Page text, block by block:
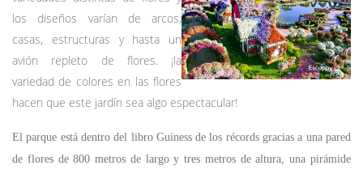
los diseños varían de arcos,
casas, estructuras y hasta un
avión repleto de flores. ¡la
variedad de colores en las flores
hacen que este jardín sea algo espectacular!
El parque está dentro del libro Guiness de los récords gracias a una pared
de flores de 800 metros de largo y tres metros de altura, una pirámide